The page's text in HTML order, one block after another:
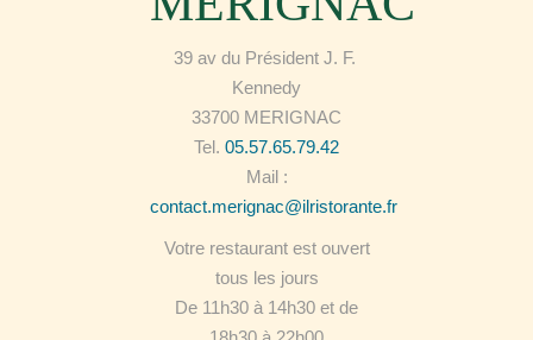
39 av du Président J. F.
Kennedy
33700 MERIGNAC
Tel. 05.57.65.79.42
Mail :
contact.merignac@ilristorante.fr
Votre restaurant est ouvert
tous les jours
De 11h30 à 14h30 et de